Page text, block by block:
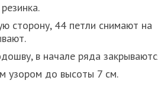
сторону, 44 петли снимают на
в начале ряда
узором до высоты 7 см.